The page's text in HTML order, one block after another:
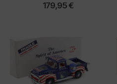
179,95 €